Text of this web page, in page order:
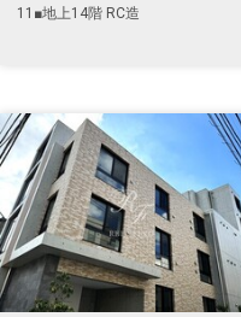
11■地上14階 RC造